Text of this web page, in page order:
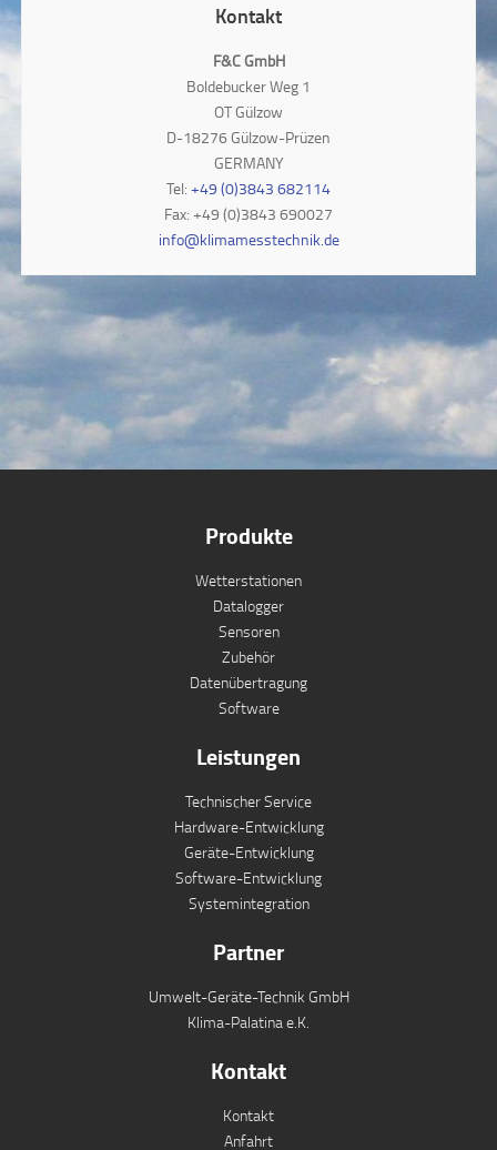
Kontakt
F&C GmbH
Boldebucker Weg 1
OT Gülzow
D-18276 Gülzow-Prüzen
GERMANY
Tel: +49 (0)3843 682114
Fax: +49 (0)3843 690027
info@klimamesstechnik.de
Produkte
Wetterstationen
Datalogger
Sensoren
Zubehör
Datenübertragung
Software
Leistungen
Technischer Service
Hardware-Entwicklung
Geräte-Entwicklung
Software-Entwicklung
Systemintegration
Partner
Umwelt-Geräte-Technik GmbH
Klima-Palatina e.K.
Kontakt
Kontakt
Anfahrt